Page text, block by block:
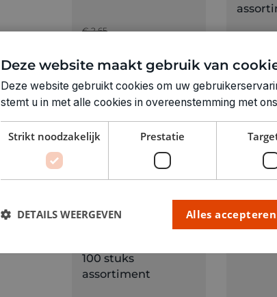
€ 2,65
100 stuks
assortiment
Deze website maakt gebruik van
Deze website gebruikt cookies om uw
stemt u in met alle cookies in overeenstemming met
Strikt noodzakelijk Prestatie
Alles accepteren
DETAILS WEERGEVEN